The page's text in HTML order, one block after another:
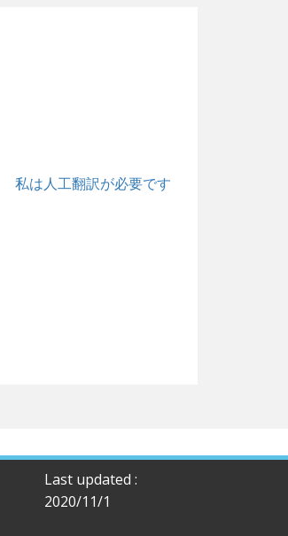
私は人工翻訳が必要です
Last updated :
2020/11/1